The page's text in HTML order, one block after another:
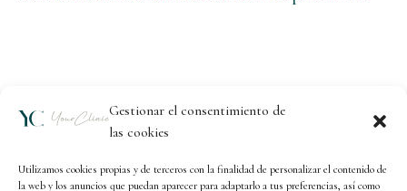
Gestionar el consentimiento de
las cookies
Utilizamos cookies propias y de terceros con la finalidad de personalizar el contenido de
la web y los anuncios que puedan aparecer para adaptarlo a tus preferencias, así como